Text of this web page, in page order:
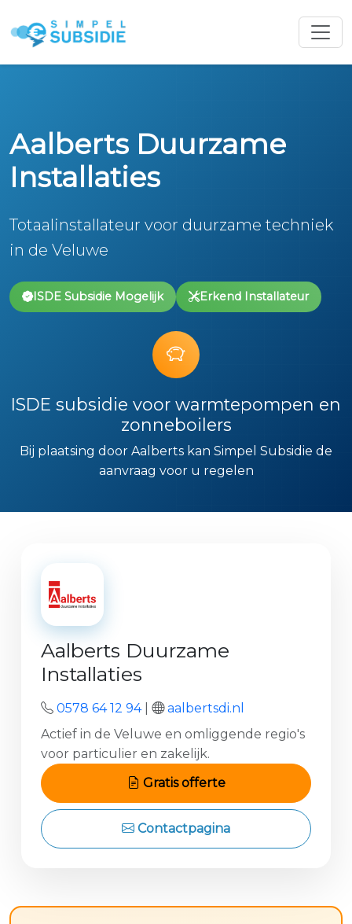
Aalberts Duurzame
Installaties
Totaalinstallateur voor duurzame techniek
in de Veluwe
ISDE Subsidie Mogelijk Erkend Installateur
ISDE subsidie voor warmtepompen en
zonneboilers
Bij plaatsing door Aalberts kan Simpel Subsidie de
aanvraag voor u regelen
Aalberts Duurzame
Installaties
0578 64 12 94|
aalbertsdi.nl
Actief in de Veluwe en omliggende regio's
voor particulier en zakelijk.
Gratis offerte
Contactpagina